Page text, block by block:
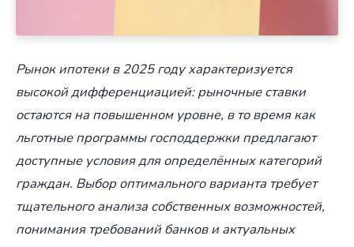
Рынок ипотеки в 2025 году характеризуется
высокой дифференциацией: рыночные ставки
остаются на повышенном уровне, в то время как
льготные программы господдержки предлагают
доступные условия для определённых категорий
граждан. Выбор оптимального варианта требует
тщательного анализа собственных возможностей,
понимания требований банков и актуальных